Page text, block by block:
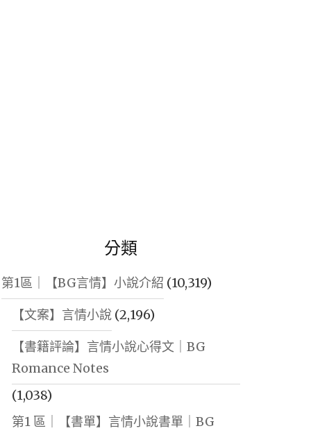
分類
第1區｜【BG言情】小說介紹 (10,319)
【文案】言情小說(2,196)
【書籍評論】言情小說心得文｜BG
Romance Notes
(1,038)
第1 區｜【書單】言情小說書單｜BG